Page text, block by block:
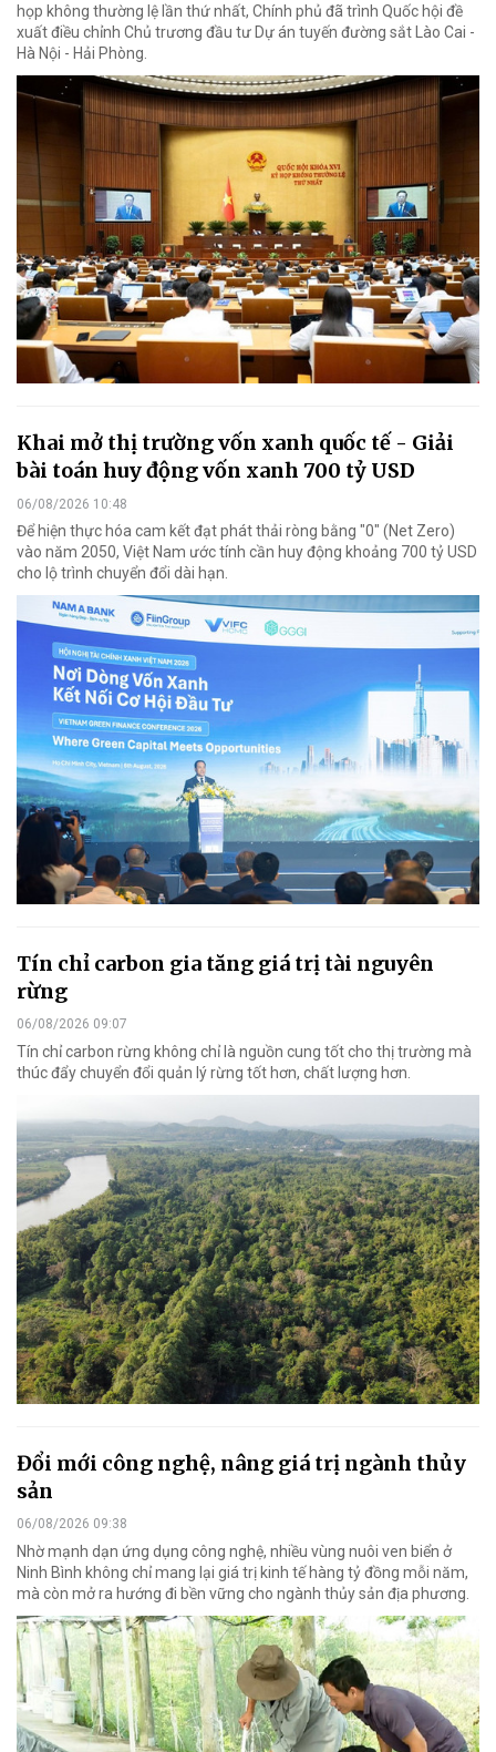
họp không thường lệ lần thứ nhất, Chính phủ đã trình Quốc hội đề
xuất điều chỉnh Chủ trương đầu tư Dự án tuyến đường sắt Lào Cai -
Hà Nội - Hải Phòng.
Khai mở thị trường vốn xanh quốc tế - Giải
bài toán huy động vốn xanh 700 tỷ USD
06/08/2026 10:48
Để hiện thực hóa cam kết đạt phát thải ròng bằng "0" (Net Zero)
vào năm 2050, Việt Nam ước tính cần huy động khoảng 700 tỷ USD
cho lộ trình chuyển đổi dài hạn.
Tín chỉ carbon gia tăng giá trị tài nguyên
rừng
06/08/2026 09:07
Tín chỉ carbon rừng không chỉ là nguồn cung tốt cho thị trường mà
thúc đẩy chuyển đổi quản lý rừng tốt hơn, chất lượng hơn.
Đổi mới công nghệ, nâng giá trị ngành thủy
sản
06/08/2026 09:38
Nhờ mạnh dạn ứng dụng công nghệ, nhiều vùng nuôi ven biển ở
Ninh Bình không chỉ mang lại giá trị kinh tế hàng tỷ đồng mỗi năm,
mà còn mở ra hướng đi bền vững cho ngành thủy sản địa phương.